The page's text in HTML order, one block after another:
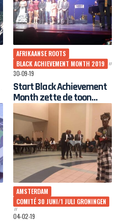
AFRIKAANSE ROOTS
BLACK ACHIEVEMENT MONTH 2019
30-09-19
Start Black Achievement
Month zette de toon
hoog zondagavond
AMSTERDAM
COMITÉ 30 JUNI/1 JULI GRONINGEN
04-02-19